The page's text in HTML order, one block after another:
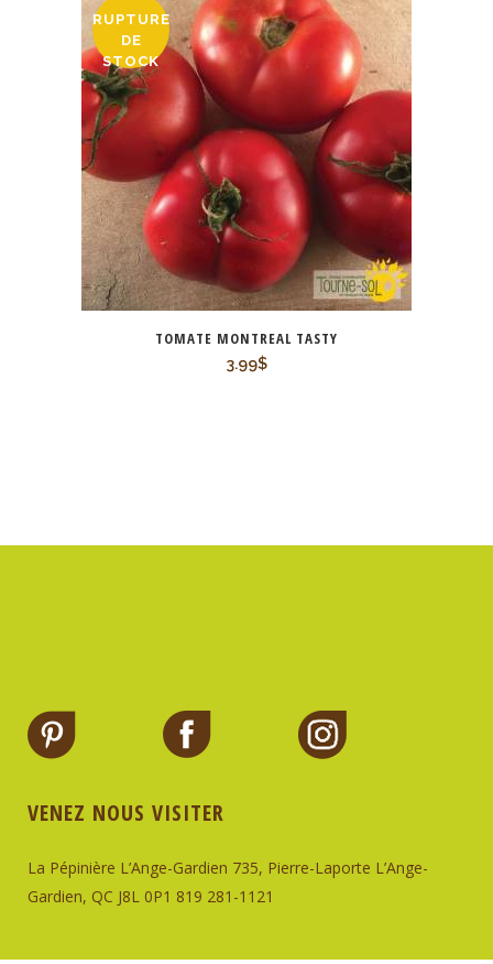
RUPTURE
DE
STOCK
TOMATE MONTREAL TASTY
3.99$
VENEZ NOUS VISITER
La Pépinière L’Ange-Gardien 735, Pierre-Laporte L’Ange-
Gardien, QC J8L 0P1 819 281-1121